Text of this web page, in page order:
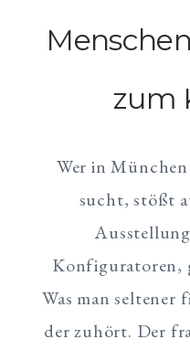
zum
Wer in
sucht, stößt
Konfiguratoren,
Was man seltener
der zuhört. Der